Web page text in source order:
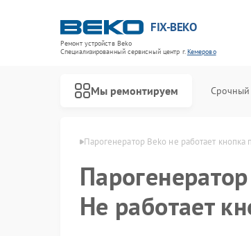
FIX-BEKO
Ремонт устройств Beko
Специализированный cервисный центр г.Кемерово
Мы ремонтируем
Парогенератор Beko не работает кнопка
Парогенератор
Не работает